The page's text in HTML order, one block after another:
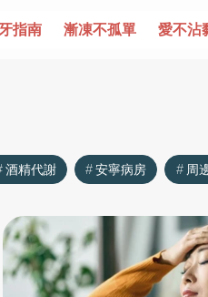
指南 漸凍不孤單 愛不沾
酒精代謝 安寧病房 周